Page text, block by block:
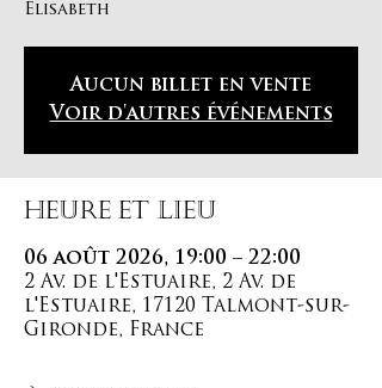
Elisabeth
Aucun billet en vente
Voir d'autres événements
Heure et lieu
06 août 2026, 19:00 – 22:00
2 Av. de l'Estuaire, 2 Av. de
l'Estuaire, 17120 Talmont-sur-
Gironde, France